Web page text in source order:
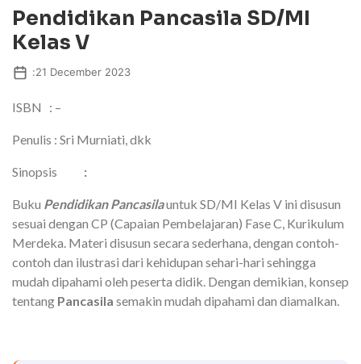
Pendidikan Pancasila SD/MI
Kelas V
:21 December 2023
ISBN : –
Penulis : Sri Murniati, dkk
Sinopsis :
Buku Pendidikan Pancasilauntuk SD/MI Kelas V ini disusun
sesuai dengan CP (Capaian Pembelajaran) Fase C, Kurikulum
Merdeka. Materi disusun secara sederhana, dengan contoh-
contoh dan ilustrasi dari kehidupan sehari-hari sehingga
mudah dipahami oleh peserta didik. Dengan demikian, konsep
tentang Pancasila semakin mudah dipahami dan diamalkan.